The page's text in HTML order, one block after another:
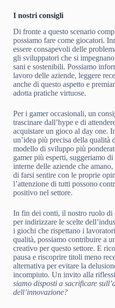
I nostri consigli
Di fronte a questo scenario
possiamo fare come giocatori.
essere consapevoli delle
gli sviluppatori che si
sani e sostenibili. Possiamo
lavoro delle aziende, leggere
anche di questo aspetto e
adotta pratiche virtuose.
Per i gamer occasionali, un
trascinare dall’hype e di
acquistare un gioco al day one.
un’idea più precisa della qualità
modello di sviluppo più
gamer più esperti, suggeriamo
interne delle aziende che
di farsi sentire con le proprie
l’attenzione di tutti possono
positivo nel settore.
In fin dei conti, il nostro ruolo di
per indirizzare le scelte
i giochi che rispettano i
qualità, possiamo contribuire a
creativo per questo settore. E
pausa e riscoprire titoli meno
alternativa per evitare la
incompiuto. Un invito alla
siamo disposti a sacrificare
dell’innovazione?